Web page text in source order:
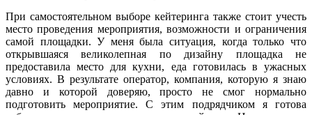
При самостоятельном выборе кейтеринга также стоит учесть
место проведения мероприятия, возможности и ограничения
самой площадки. У меня была ситуация, когда только что
открывшаяся великолепная по дизайну площадка не
предоставила место для кухни, еда готовилась в ужасных
условиях. В результате оператор, компания, которую я знаю
давно и которой доверяю, просто не смог нормально
подготовить мероприятие. С этим подрядчиком я готова